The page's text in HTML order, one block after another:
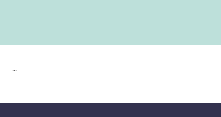
...